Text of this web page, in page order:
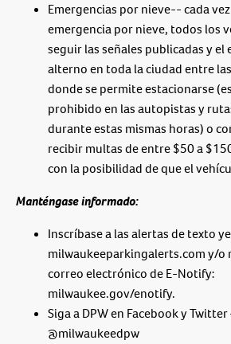
Emergencias por nieve-- cada
emergencia por nieve, todos los
seguir las señales publicadas y
alterno en toda la ciudad entre
donde se permite estacionarse
prohibido en las autopistas y
durante estas mismas horas) o
recibir multas de entre $50 a
con la posibilidad de que el
Manténgase informado:
Inscríbase a las alertas de texto
milwaukeeparkingalerts.com y/o
correo electrónico de E-Notify:
milwaukee.gov/enotify.
Siga a DPW en Facebook y
@milwaukeedpw